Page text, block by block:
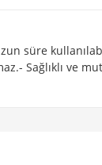
süre
Sağlıklı ve